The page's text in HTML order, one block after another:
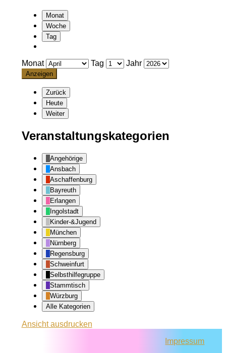
Monat
Woche
Tag
Monat Tag Jahr
Zurück
Heute
Weiter
Veranstaltungskategorien
Angehörige
Ansbach
Aschaffenburg
Bayreuth
Erlangen
Ingolstadt
Kinder-&Jugend
München
Nürnberg
Regensburg
Schweinfurt
Selbsthilfegruppe
Stammtisch
Würzburg
Alle Kategorien
Ansichtausdrucken
Impressum